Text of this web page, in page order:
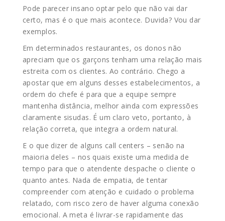
Pode parecer insano optar pelo que não vai dar
certo, mas é o que mais acontece. Duvida? Vou dar
exemplos.
Em determinados restaurantes, os donos não
apreciam que os garçons tenham uma relação mais
estreita com os clientes. Ao contrário. Chego a
apostar que em alguns desses estabelecimentos, a
ordem do chefe é para que a equipe sempre
mantenha distância, melhor ainda com expressões
claramente sisudas. É um claro veto, portanto, à
relação correta, que integra a ordem natural.
E o que dizer de alguns call centers – senão na
maioria deles – nos quais existe uma medida de
tempo para que o atendente despache o cliente o
quanto antes. Nada de empatia, de tentar
compreender com atenção e cuidado o problema
relatado, com risco zero de haver alguma conexão
emocional. A meta é livrar-se rapidamente das